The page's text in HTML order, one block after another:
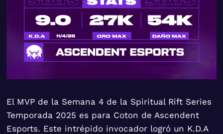
El MVP de la Semana 4 de la Spiritual Rift Series
Temporada 2025 es para Coton de Ascendent
Esports. Este intrépido invocador logró un K.D.A